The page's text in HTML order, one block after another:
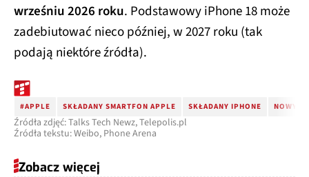
wrześniu 2026 roku. Podstawowy iPhone 18 może
zadebiutować nieco później, w 2027 roku (tak
podają niektóre źródła).
#APPLE SKŁADANY SMARTFON APPLE SKŁADANY IPHONE NOWY
Źródła zdjęć: Talks Tech Newz, Telepolis.pl
Źródła tekstu: Weibo, Phone Arena
Zobacz więcej